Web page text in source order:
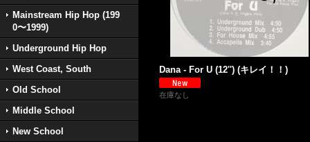
Mainstream Hip Hop (199
0〜1999)
Underground Hip Hop
West Coast, South
Old School
Middle School
New School
Dana - For U (12'') (キレイ！！)
在庫なし